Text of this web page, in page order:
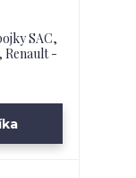
SAC,
Renault -